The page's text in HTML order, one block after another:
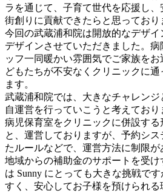
ラを通じて、子育て世代を応援し
街創りに貢献できたらと思っており
今回の武蔵浦和院は開放的なデザ
デザインさせていただきました。
ッフ一同暖かい雰囲気でご家族を
どもたちが不安なくクリニックに
ます。
武蔵浦和院では、大きなチャレン
自運営を行っていこうと考えてお
病児保育室をクリニックに併設す
と、運営しておりますが、予約シ
たルールなどで、運営方法に制限が
地域からの補助金のサポートを受け
は Sunny にとっても大きな挑戦で
すく、安心してお子様を預けられる